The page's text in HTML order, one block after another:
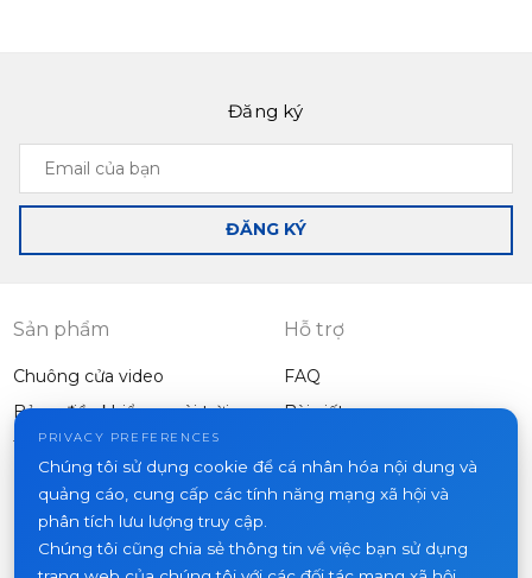
Intercom with the
motion when the
Đăng ký
Email
của
bạn
ĐĂNG KÝ
Sản phẩm
Chuông cửa video
Bảng điều khiển ngoài trời
Thiết bị khác
Hỗ trợ
FAQ
Bài viết
Dự án
Tin tức
PRIVACY PREFERENCES
Chúng tôi sử dụng cookie để cá nhân hóa nội dung và
quảng cáo, cung cấp các tính năng mạng xã hội và
phân tích lưu lượng truy cập.
Chúng tôi cũng chia sẻ thông tin về việc bạn sử dụng